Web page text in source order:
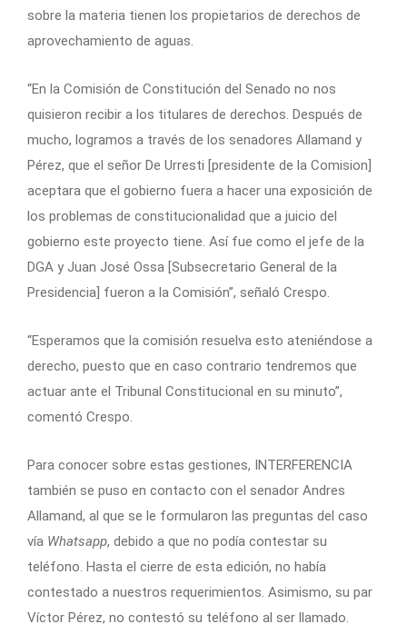
sobre la materia tienen los propietarios de derechos de
aprovechamiento de aguas.
“En la Comisión de Constitución del Senado no nos
quisieron recibir a los titulares de derechos. Después de
mucho, logramos a través de los senadores Allamand y
Pérez, que el señor De Urresti [presidente de la Comision]
aceptara que el gobierno fuera a hacer una exposición de
los problemas de constitucionalidad que a juicio del
gobierno este proyecto tiene. Así fue como el jefe de la
DGA y Juan José Ossa [Subsecretario General de la
Presidencia] fueron a la Comisión”, señaló Crespo.
“Esperamos que la comisión resuelva esto ateniéndose a
derecho, puesto que en caso contrario tendremos que
actuar ante el Tribunal Constitucional en su minuto”,
comentó Crespo.
Para conocer sobre estas gestiones, INTERFERENCIA
también se puso en contacto con el senador Andres
Allamand, al que se le formularon las preguntas del caso
vía Whatsapp, debido a que no podía contestar su
teléfono. Hasta el cierre de esta edición, no había
contestado a nuestros requerimientos. Asimismo, su par
Víctor Pérez, no contestó su teléfono al ser llamado.